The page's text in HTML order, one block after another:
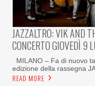
JAZZALTRO: VIK AND
CONCERTO GIOVEDÌ 9
MILANO – Fa di nuovo
edizione della rassegna
READ MORE